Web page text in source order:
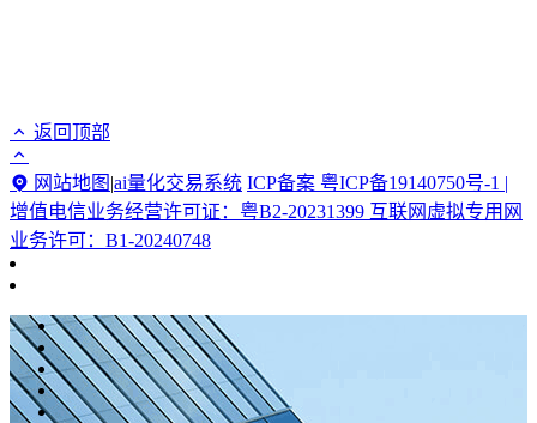
返回顶部
网站地图 |ai量化交易系统 ICP备案 粤ICP备19140750号-1 |
增值电信业务经营许可证：粤B2-20231399 互联网虚拟专用网
业务许可：B1-20240748